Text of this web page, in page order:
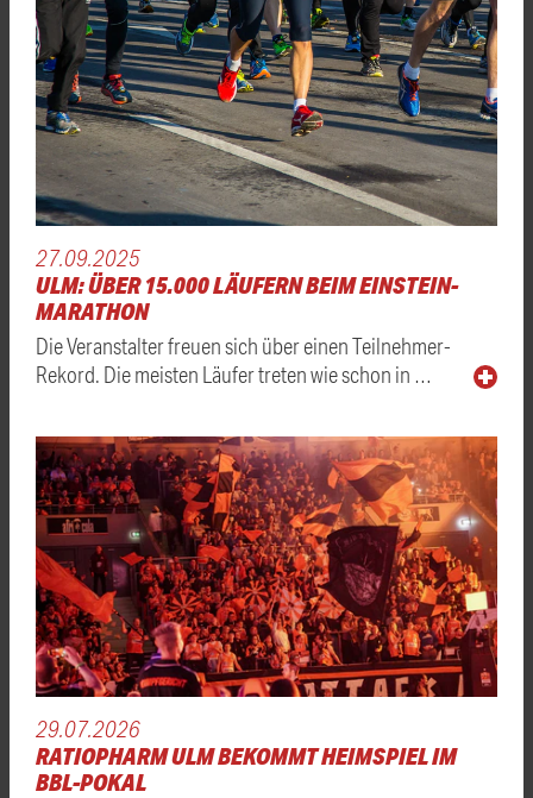
27.09.2025
ULM: ÜBER 15.000 LÄUFERN BEIM EINSTEIN-
MARATHON
Die Veranstalter freuen sich über einen Teilnehmer-
Rekord. Die meisten Läufer treten wie schon in …
29.07.2026
RATIOPHARM ULM BEKOMMT HEIMSPIEL IM
BBL-POKAL